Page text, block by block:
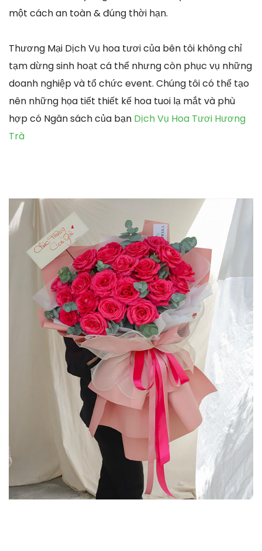
một cách an toàn & đúng thời hạn.
Thương Mại Dịch Vụ hoa tươi của bên tôi không chỉ
tạm dừng sinh hoạt cá thể nhưng còn phục vụ những
doanh nghiệp và tổ chức event. Chúng tôi có thể tạo
nên những họa tiết thiết kế hoa tuoi lạ mắt và phù
hợp có Ngân sách của bạn Dịch Vụ Hoa Tươi Hương
Trà